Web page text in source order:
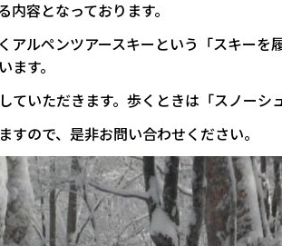
容となっております。
アルペンツアースキーという「スキーを
す。
いただきます。歩くときは「スノーシ
ので、是非お問い合わせください。